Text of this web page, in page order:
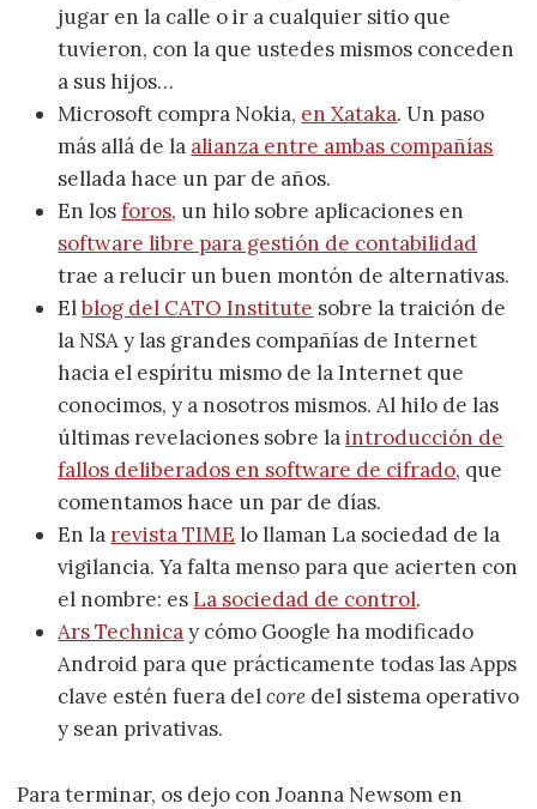
jugar en la calle o ir a cualquier sitio que
tuvieron, con la que ustedes mismos conceden
a sus hijos…
Microsoft compra Nokia, en Xataka. Un paso
más allá de la alianza entre ambas compañías
sellada hace un par de años.
En losforos, un hilo sobre aplicaciones en
software libre para gestión de contabilidad
trae a relucir un buen montón de alternativas.
Elblog del CATO Institute sobre la traición de
la NSA y las grandes compañías de Internet
hacia el espíritu mismo de la Internet que
conocimos, y a nosotros mismos. Al hilo de las
últimas revelaciones sobre laintroducción de
fallos deliberados en software de cifrado, que
comentamos hace un par de días.
En larevista TIME lo llaman La sociedad de la
vigilancia. Ya falta menso para que acierten con
el nombre: esLa sociedad de control.
Ars Technicay cómo Google ha modificado
Android para que prácticamente todas las Apps
clave estén fuera delcore del sistema operativo
y sean privativas.
Para terminar, os dejo con Joanna Newsom en